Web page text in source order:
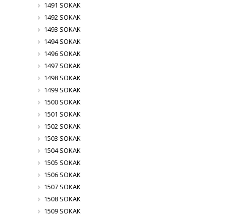
1491 SOKAK
1492 SOKAK
1493 SOKAK
1494 SOKAK
1496 SOKAK
1497 SOKAK
1498 SOKAK
1499 SOKAK
1500 SOKAK
1501 SOKAK
1502 SOKAK
1503 SOKAK
1504 SOKAK
1505 SOKAK
1506 SOKAK
1507 SOKAK
1508 SOKAK
1509 SOKAK